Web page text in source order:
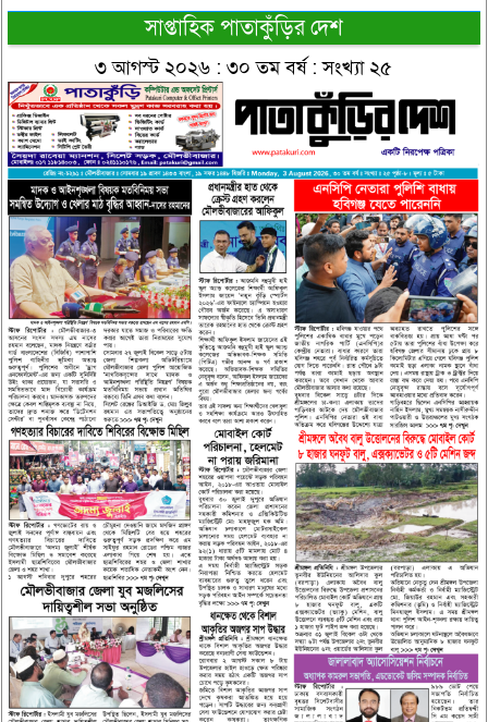
সাপ্তাহিক পাতাকুঁড়ির দেশ
৩ আগস্ট ২০২৬ : ৩০ তম বর্ষ : সংখ্যা ২৫